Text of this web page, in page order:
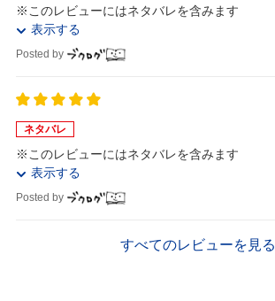
※このレビューにはネタバレを含みます
表示する
Posted by
ネタバレ
※このレビューにはネタバレを含みます
表示する
Posted by
すべてのレビューを見る